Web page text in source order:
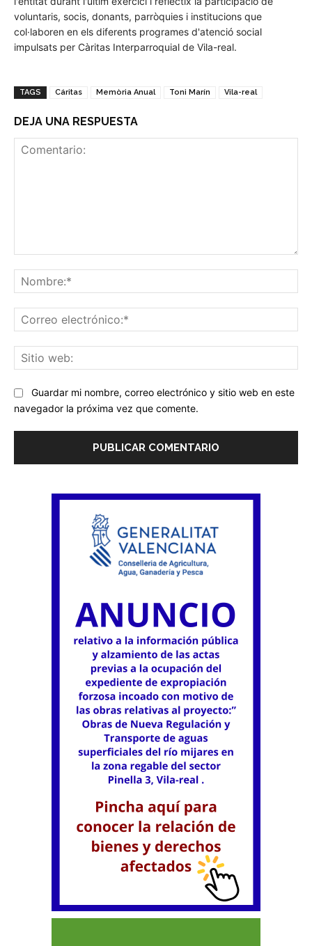
voluntaris, socis, donants, parròquies i institucions que
col·laboren en els diferents programes d'atenció social
impulsats per Càritas Interparroquial de Vila-real.
TAGS Cáritas Memòria Anual Toni Marín Vila-real
DEJA UNA RESPUESTA
Guardar mi nombre, correo electrónico y sitio web en este
navegador la próxima vez que comente.